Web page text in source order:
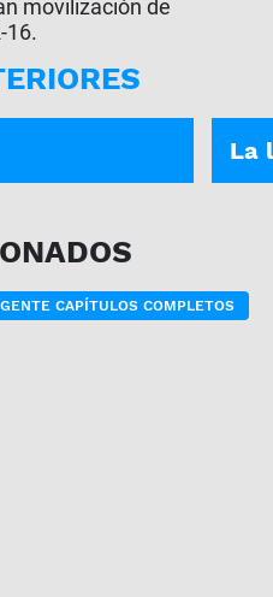
movilización de
16.
La
CAPÍTULOS COMPLETOS